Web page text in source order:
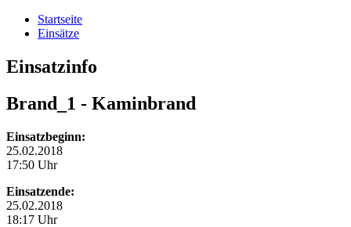
Startseite
Einsätze
Einsatzinfo
Brand_1 - Kaminbrand
Einsatzbeginn:
25.02.2018
17:50 Uhr
Einsatzende:
25.02.2018
18:17 Uhr